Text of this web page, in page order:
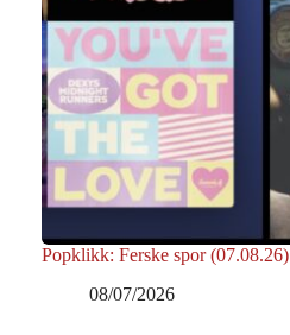
Popklikk: Ferske spor (07.08.26)
08/07/2026